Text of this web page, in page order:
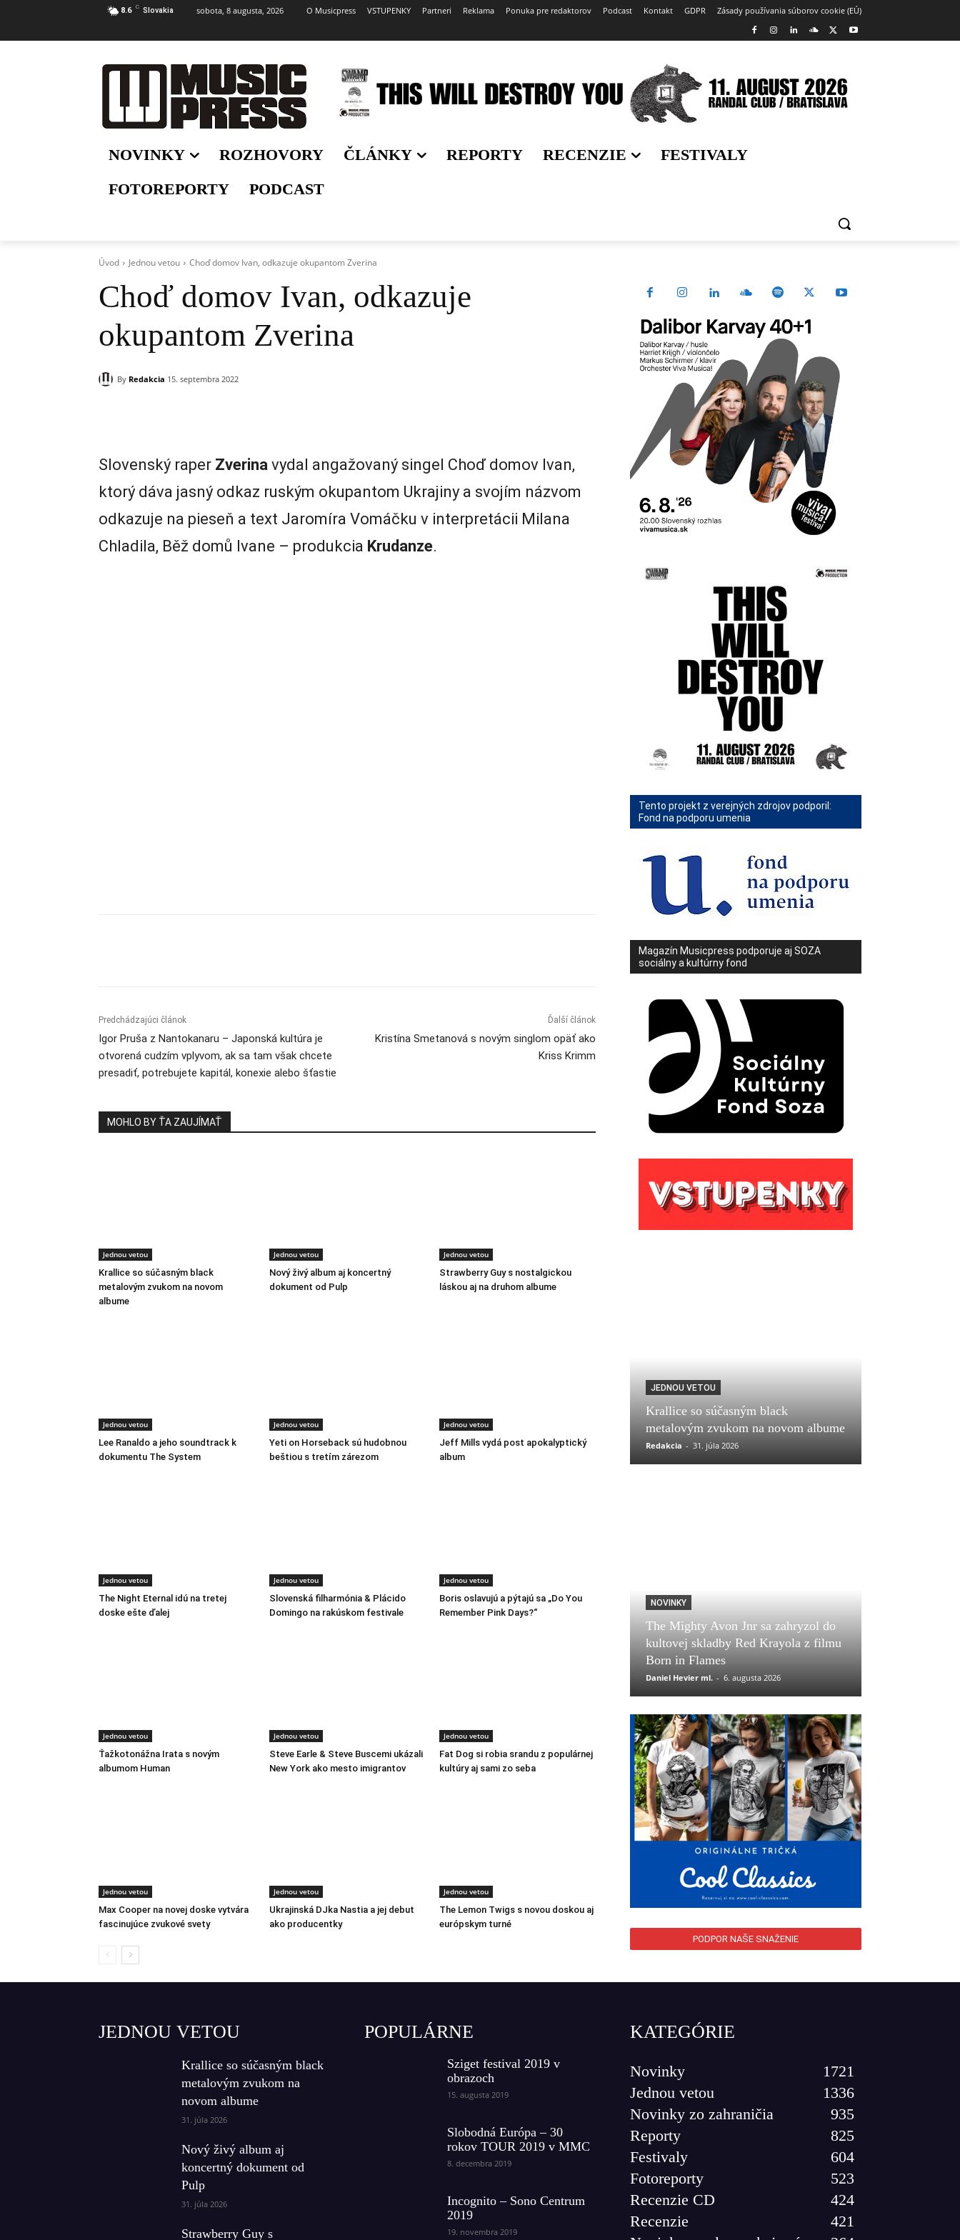
8.6 C Slovakia sobota, 8 augusta, 2026 O Musicpress VSTUPENKY Partneri Reklama Ponuka pre redaktorov Podcast Kontakt GDPR Zásady používania súborov cookie (EÚ)
NOVINKY ROZHOVORY ČLÁNKY REPORTY RECENZIE
FESTIVALY
FOTOREPORTY
PODCAST
Úvod Jednou vetou Choď domov Ivan, odkazuje okupantom Zverina
Choď domov Ivan, odkazuje
okupantom Zverina
By Redakcia 15. septembra 2022
Slovenský raper Zverina vydal angažovaný singel Choď domov Ivan,
ktorý dáva jasný odkaz ruským okupantom Ukrajiny a svojím názvom
odkazuje na pieseň a text Jaromíra Vomáčku v interpretácii Milana
Chladila, Běž domů Ivane – produkcia Krudanze.
Predchádzajúci článok
Igor Pruša z Nantokanaru – Japonská kultúra je
otvorená cudzím vplyvom, ak sa tam však chcete
presadiť, potrebujete kapitál, konexie alebo šťastie
Ďalší článok
Kristína Smetanová s novým singlom opäť ako
Kriss Krimm
MOHLO BY ŤA ZAUJÍMAŤ
Jednou vetou
Krallice so súčasným black
metalovým zvukom na novom
albume
Jednou vetou
Nový živý album aj koncertný
dokument od Pulp
Jednou vetou
Strawberry Guy s nostalgickou
láskou aj na druhom albume
Jednou vetou
Lee Ranaldo a jeho soundtrack k
dokumentu The System
Jednou vetou
Yeti on Horseback sú hudobnou
beštiou s tretím zárezom
Jednou vetou
Jeff Mills vydá post apokalyptický
album
Jednou vetou
The Night Eternal idú na tretej
doske ešte ďalej
Jednou vetou
Slovenská filharmónia & Plácido
Domingo na rakúskom festivale
Jednou vetou
Boris oslavujú a pýtajú sa „Do You
Remember Pink Days?“
Jednou vetou
Ťažkotonážna Irata s novým
albumom Human
Jednou vetou
Steve Earle & Steve Buscemi ukázali
New York ako mesto imigrantov
Jednou vetou
Fat Dog si robia srandu z populárnej
kultúry aj sami zo seba
Jednou vetou
Max Cooper na novej doske vytvára
fascinujúce zvukové svety
Jednou vetou
Ukrajinská DJka Nastia a jej debut
ako producentky
Jednou vetou
The Lemon Twigs s novou doskou aj
európskym turné
Tento projekt z verejných zdrojov podporil:
Fond na podporu umenia
Magazín Musicpress podporuje aj SOZA
sociálny a kultúrny fond
JEDNOU VETOU
Krallice so súčasným black
metalovým zvukom na novom albume
Redakcia - 31. júla 2026
NOVINKY
The Mighty Avon Jnr sa zahryzol do
kultovej skladby Red Krayola z filmu
Born in Flames
Daniel Hevier ml. - 6. augusta 2026
PODPOR NAŠE SNAŽENIE
JEDNOU VETOU
Krallice so súčasným black
metalovým zvukom na
novom albume
31. júla 2026
Nový živý album aj
koncertný dokument od
Pulp
31. júla 2026
Strawberry Guy s
POPULÁRNE
Sziget festival 2019 v
obrazoch
15. augusta 2019
Slobodná Európa – 30
rokov TOUR 2019 v MMC
8. decembra 2019
Incognito – Sono Centrum
2019
19. novembra 2019
KATEGÓRIE
Novinky
1721
Jednou vetou
1336
Novinky zo zahraničia
935
Reporty
825
Festivaly
604
Fotoreporty
523
Recenzie CD
424
Recenzie
421